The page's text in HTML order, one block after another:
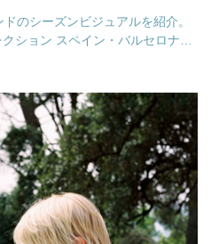
のシーズンビジュアルを紹介。
ション スペイン・バルセロナ発